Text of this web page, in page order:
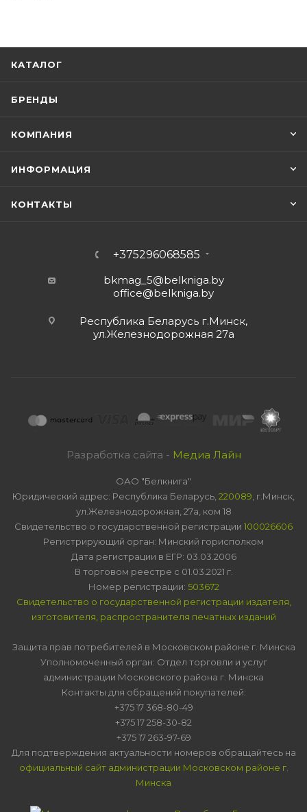
КАТАЛОГ
БРЕНДЫ
КОМПАНИЯ
ИНФОРМАЦИЯ
КОНТАКТЫ
+375296068585
bkmag_5@belkniga.by
office@belkniga.by
Республика Беларусь г.Минск,
ул.Железнодорожная 27а
Разработка сайта - Медиа Лайн
ОАО "Белкнига"
Юридический адрес: Республика Беларусь, 220089 , г.Минск,
ул.Железнодорожная, 27а, ком 18
Свидетельство о государственной регистрации 100026606
Регистрирующий орган: Минский горисполком
Дата регистрации в ЕГР: 03.03.2006
В торговом реестре с 01.03.2021 г.
Номер регистрации: 503672
Свидетельство о государственной регистрации издателя,
изготовителя, распространителя печатных изданий
Защита прав потребителей в Московском районе г. Минска
Уполномоченный орган: Отдел торговли и услуг
администрации Московского района г. Минска
Контакты для обращений покупателей:
+375 17 368-80-49
+375 17 258-30-82
+375 17 263-97-69
Для подтверждения актуальности номеров обращайтесь на
официальный сайт администрации Московском районе г.
Минска